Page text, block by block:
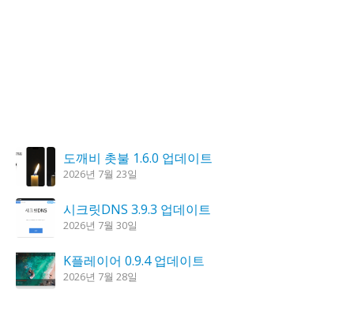
도깨비 촛불 1.6.0 업데이트
2026년 7월 23일
시크릿DNS 3.9.3 업데이트
2026년 7월 30일
K플레이어 0.9.4 업데이트
2026년 7월 28일